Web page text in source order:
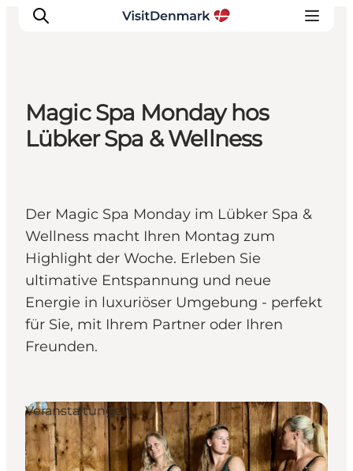
Inspiration
Reiseplanung
Magic Spa Monday hos
Lübker Spa & Wellness
Der Magic Spa Monday im Lübker Spa &
Wellness macht Ihren Montag zum
Highlight der Woche. Erleben Sie
ultimative Entspannung und neue
Energie in luxuriöser Umgebung - perfekt
für Sie, mit Ihrem Partner oder Ihren
Freunden.
Veranstaltungen